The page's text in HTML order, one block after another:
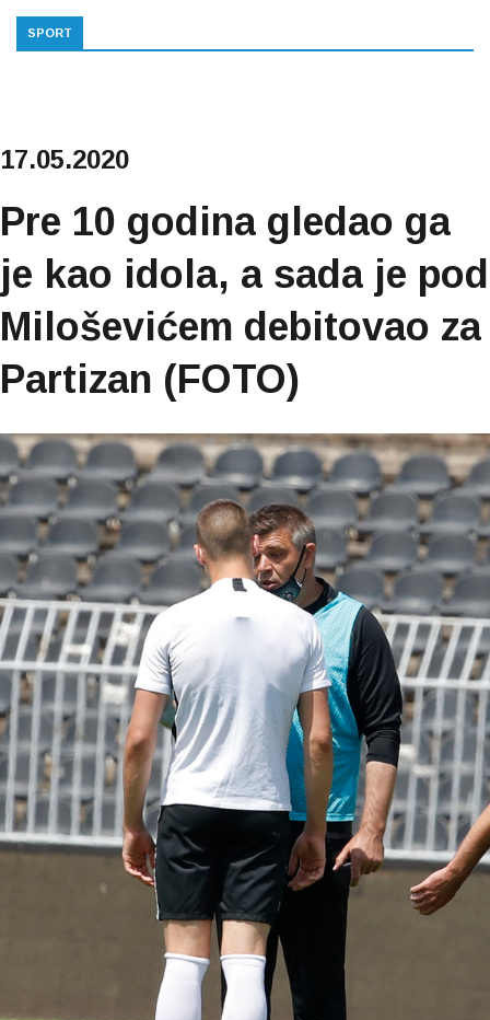
SPORT
17.05.2020
Pre 10 godina gledao ga
je kao idola, a sada je pod
Miloševićem debitovao za
Partizan (FOTO)